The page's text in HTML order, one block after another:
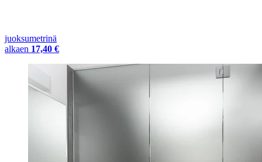
juoksumetrinä
alkaen 17,40 €